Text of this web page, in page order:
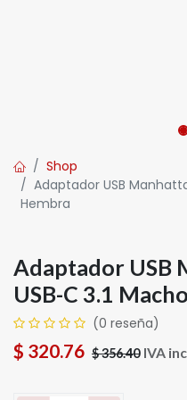
Shop
Adaptador USB
Hembra
Adaptador USB
USB-C 3.1
(0 reseña)
$ 320.76 $356.40 IVA